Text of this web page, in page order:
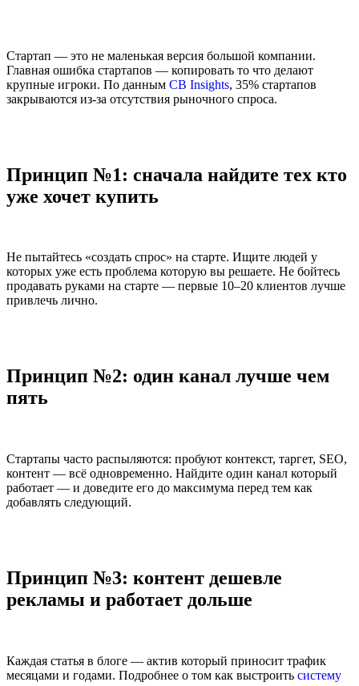
Стартап — это не маленькая версия большой компании.
Главная ошибка стартапов — копировать то что делают
крупные игроки. По данным CB Insights, 35% стартапов
закрываются из-за отсутствия рыночного спроса.
Принцип №1: сначала найдите тех кто
уже хочет купить
Не пытайтесь «создать спрос» на старте. Ищите людей у
которых уже есть проблема которую вы решаете. Не бойтесь
продавать руками на старте — первые 10–20 клиентов лучше
привлечь лично.
Принцип №2: один канал лучше чем
пять
Стартапы часто распыляются: пробуют контекст, таргет, SEO,
контент — всё одновременно. Найдите один канал который
работает — и доведите его до максимума перед тем как
добавлять следующий.
Принцип №3: контент дешевле
рекламы и работает дольше
Каждая статья в блоге — актив который приносит трафик
месяцами и годами. Подробнее о том как выстроить систему